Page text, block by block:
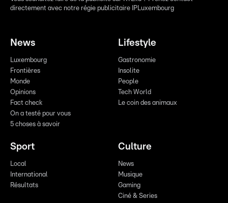
directement avec notre régie publicitaire IPLuxembourg
News
Luxembourg
Frontières
Monde
Opinions
Fact check
On a testé pour vous
5 choses à savoir
Lifestyle
Gastronomie
Insolite
People
Tech World
Le coin des animaux
Sport
Local
International
Résultats
Culture
News
Musique
Gaming
Ciné & Series